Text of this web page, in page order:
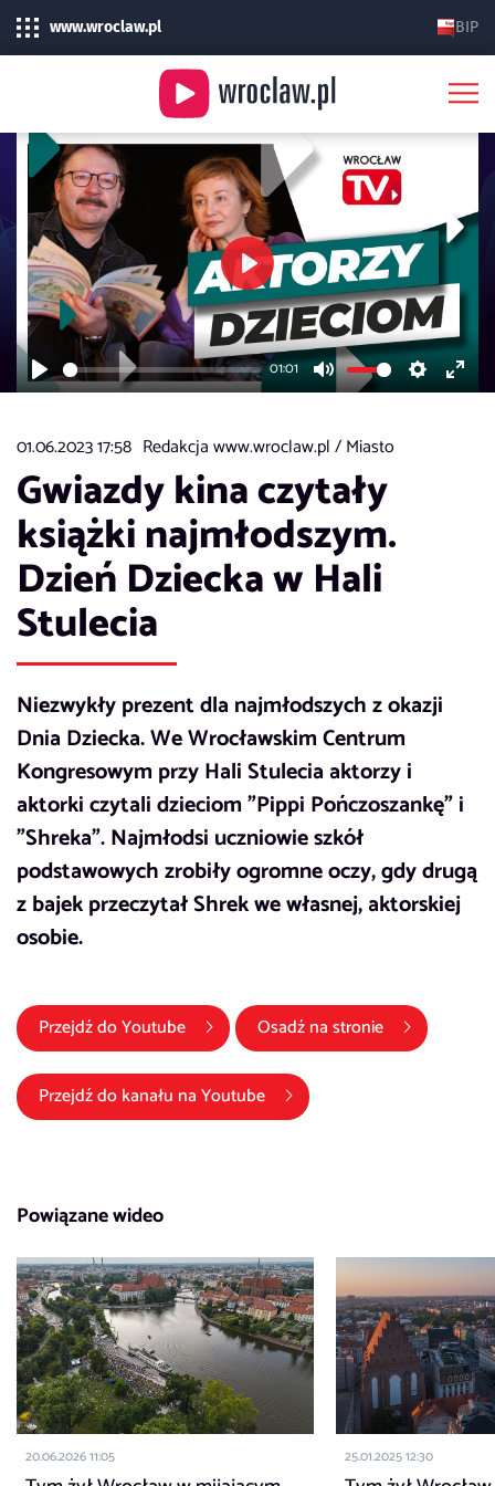
www.wroclaw.pl BIP
Play
01:01
Mute SettingsEnter
Play
01.06.2023 17:58 Redakcja www.wroclaw.pl /Miasto
Gwiazdy kina czytały
książki najmłodszym.
Dzień Dziecka w Hali
Stulecia
Niezwykły prezent dla najmłodszych z okazji
Dnia Dziecka. We Wrocławskim Centrum
Kongresowym przy Hali Stulecia aktorzy i
aktorki czytali dzieciom "Pippi Pończoszankę" i
"Shreka". Najmłodsi uczniowie szkół
podstawowych zrobiły ogromne oczy, gdy drugą
z bajek przeczytał Shrek we własnej, aktorskiej
osobie.
Przejdź doYoutube(link otwiera się w nowym oknie)
Osadź na stronie
Przejdź do kanału naYoutube(link otwiera się w nowym
Powiązane wideo
20.06.2026 11:05 25.01.2025 12:30